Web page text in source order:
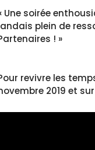
Une soirée
plein de
! »
revivre les
2019 et